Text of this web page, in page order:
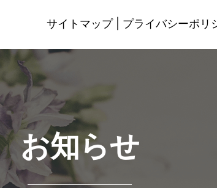
サイトマップ| プライバシーポリ
お知らせ